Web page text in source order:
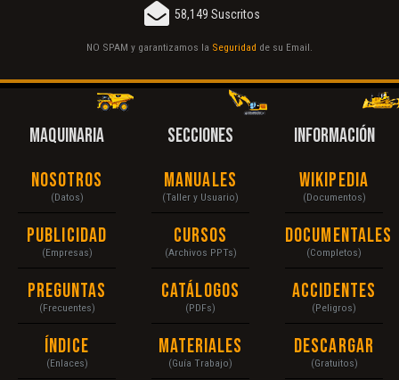
58,149 Suscritos
NO SPAM y garantizamos la Seguridad de su Email.
MAQUINARIA
Nosotros
(Datos)
Publicidad
(Empresas)
Preguntas
(Frecuentes)
Índice
(Enlaces)
SECCIONES
Manuales
(Taller y Usuario)
Cursos
(Archivos PPTs)
Catálogos
(PDFs)
Materiales
(Guía Trabajo)
INFORMACIÓN
Wikipedia
(Documentos)
Documentales
(Completos)
Accidentes
(Peligros)
Descargar
(Gratuitos)